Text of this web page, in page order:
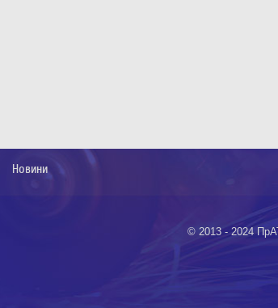
Новини
© 2013 - 2024